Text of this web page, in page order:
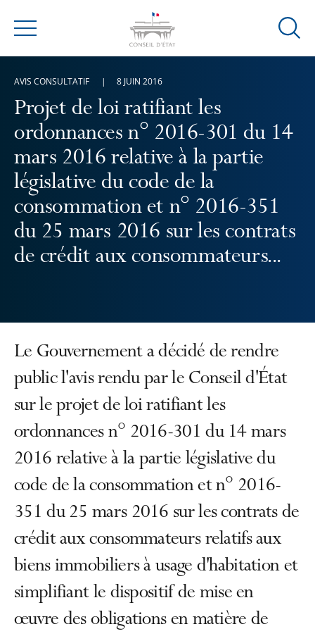
Menu
Ouvrir
Projet de loi ratifiant les
ordonnances n° 2016-301 du 14
mars 2016 relative à la partie
législative du code de la
consommation et n° 2016-351
du 25 mars 2016 sur les contrats
de crédit aux consommateurs...
AVIS CONSULTATIF 8 JUIN 2016
Le Gouvernement a décidé de rendre
public l'avis rendu par le Conseil d'État
sur le projet de loi ratifiant les
ordonnances n° 2016-301 du 14 mars
2016 relative à la partie législative du
code de la consommation et n° 2016-
351 du 25 mars 2016 sur les contrats de
crédit aux consommateurs relatifs aux
biens immobiliers à usage d'habitation et
simplifiant le dispositif de mise en
œuvre des obligations en matière de